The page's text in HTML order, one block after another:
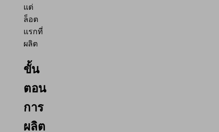
แต่
ล็อต
แรกที่
ผลิต
ขั้น
ตอน
การ
ผลิต